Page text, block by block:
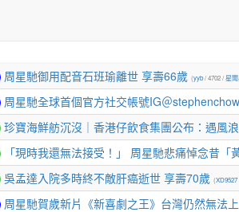
周星馳御用配音石班瑜離世 享壽66歲 (yyb/ 4702 /星
周星馳全球首個官方社交帳號IG＠stephenchow
珍寶海鮮舫沉沒｜香港仔飲食集團公布：遇風
「現時我還無法接受！」 周星馳悲痛悼念昔「
吳孟達入院多時終不敵肝癌逝世 享壽70歲 (XD9527
周星馳賀歲新片《新喜劇之王》台灣仍然無法